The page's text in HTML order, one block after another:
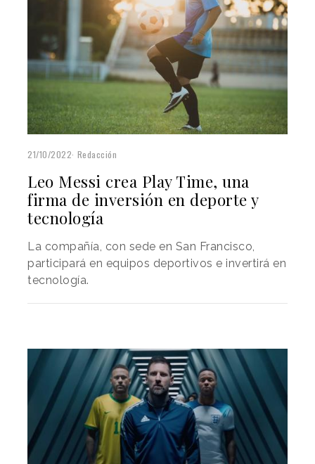
21/10/2022 Redacción
Leo Messi crea Play Time, una
firma de inversión en deporte y
tecnología
La compañía, con sede en San Francisco,
participará en equipos deportivos e invertirá en
tecnología.